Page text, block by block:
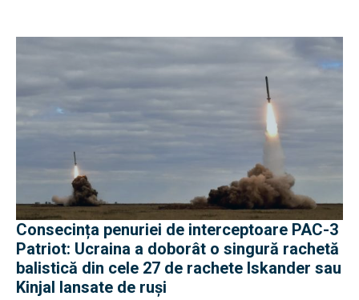
Consecința penuriei de interceptoare PAC-3
Patriot: Ucraina a doborât o singură rachetă
balistică din cele 27 de rachete Iskander sau
Kinjal lansate de ruși